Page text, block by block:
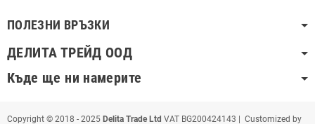
ПОЛЕЗНИ ВРЪЗКИ
ДЕЛИТА ТРЕЙД ООД
Къде ще ни намерите
Copyright © 2018 - 2025 Delita Trade Ltd VAT BG200424143 | Customized by